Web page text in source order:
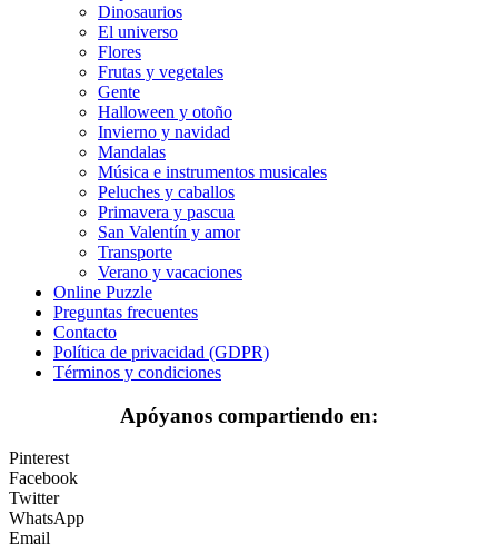
Frutas y vegetales
Halloween y otoño
Invierno y navidad
Mandalas
Música e instrumentos musicales
San Valentín y amor
Transporte
Verano y vacaciones
Dinosaurios
El universo
Flores
Frutas y vegetales
Gente
Halloween y otoño
Invierno y navidad
Mandalas
Música e instrumentos musicales
Peluches y caballos
Primavera y pascua
San Valentín y amor
Transporte
Verano y vacaciones
Online Puzzle
Preguntas frecuentes
Contacto
Política de privacidad (GDPR)
Términos y condiciones
Apóyanos compartiendo en:
Pinterest
Facebook
Twitter
WhatsApp
Email